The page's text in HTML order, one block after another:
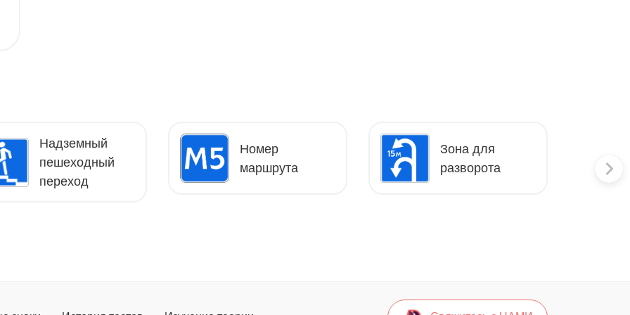
Надземный
пешеходный
переход
Номер
маршрута
Зона для
разворота